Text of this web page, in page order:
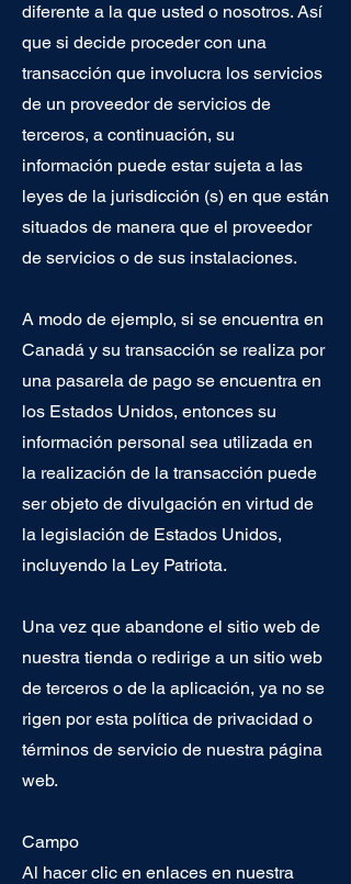
diferente a la que usted o nosotros. Así
que si decide proceder con una
transacción que involucra los servicios
de un proveedor de servicios de
terceros, a continuación, su
información puede estar sujeta a las
leyes de la jurisdicción (s) en que están
situados de manera que el proveedor
de servicios o de sus instalaciones.
A modo de ejemplo, si se encuentra en
Canadá y su transacción se realiza por
una pasarela de pago se encuentra en
los Estados Unidos, entonces su
información personal sea utilizada en
la realización de la transacción puede
ser objeto de divulgación en virtud de
la legislación de Estados Unidos,
incluyendo la Ley Patriota.
Una vez que abandone el sitio web de
nuestra tienda o redirige a un sitio web
de terceros o de la aplicación, ya no se
rigen por esta política de privacidad o
términos de servicio de nuestra página
web.
Campo
Al hacer clic en enlaces en nuestra